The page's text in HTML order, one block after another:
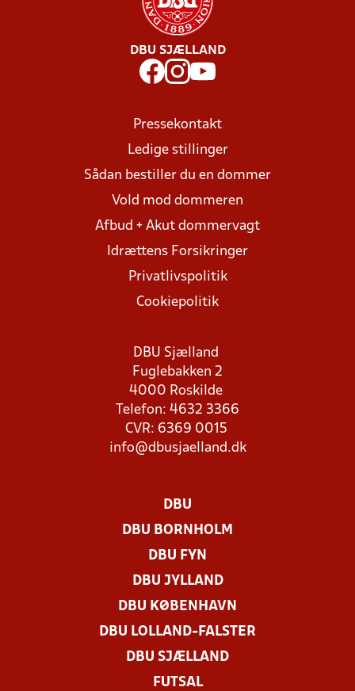
DBU SJÆLLAND
Pressekontakt
Ledige stillinger
Sådan bestiller du en dommer
Vold mod dommeren
Afbud + Akut dommervagt
Idrættens Forsikringer
Privatlivspolitik
Cookiepolitik
DBU Sjælland
Fuglebakken 2
4000 Roskilde
Telefon: 4632 3366
CVR: 6369 0015
info@dbusjaelland.dk
DBU
DBU BORNHOLM
DBU FYN
DBU JYLLAND
DBU KØBENHAVN
DBU LOLLAND-FALSTER
DBU SJÆLLAND
FUTSAL